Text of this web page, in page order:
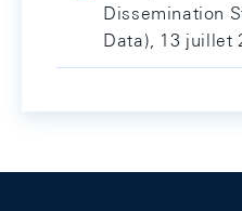
Dissemination
Data), 13 juillet